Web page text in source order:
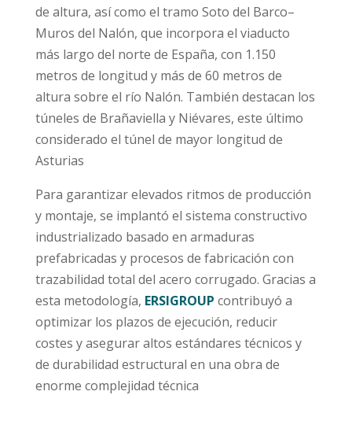
de altura, así como el tramo Soto del Barco–
Muros del Nalón, que incorpora el viaducto
más largo del norte de España, con 1.150
metros de longitud y más de 60 metros de
altura sobre el río Nalón. También destacan los
túneles de Brañaviella y Niévares, este último
considerado el túnel de mayor longitud de
Asturias
Para garantizar elevados ritmos de producción
y montaje, se implantó el sistema constructivo
industrializado basado en armaduras
prefabricadas y procesos de fabricación con
trazabilidad total del acero corrugado. Gracias a
esta metodología, ERSIGROUP contribuyó a
optimizar los plazos de ejecución, reducir
costes y asegurar altos estándares técnicos y
de durabilidad estructural en una obra de
enorme complejidad técnica